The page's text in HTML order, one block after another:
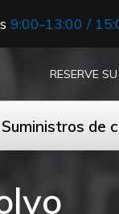
9:00-13:00 /
RESERVE
Suministros de